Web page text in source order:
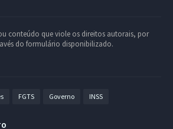
conteúdo que viole os direitos autorais, por
do formulário disponibilizado.
FGTS Governo INSS